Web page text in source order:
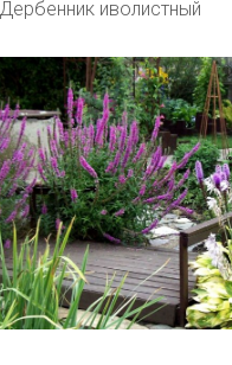
Дербенник иволистный